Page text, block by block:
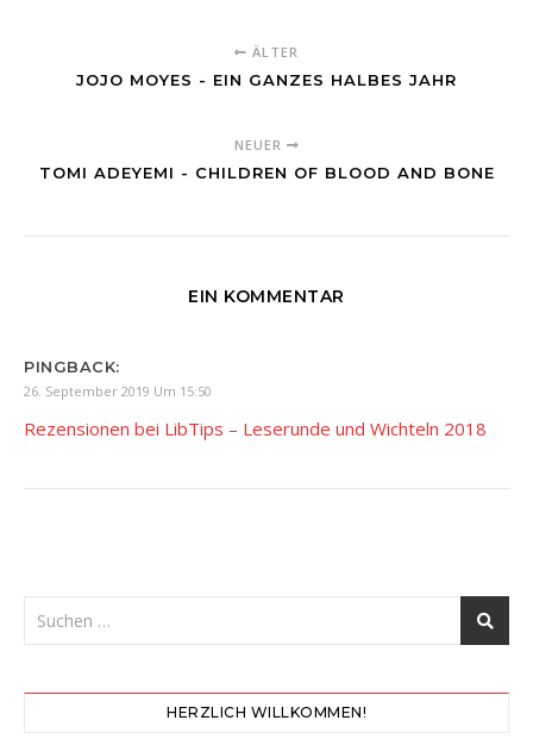
ÄLTER
JOJO MOYES - EIN GANZES HALBES JAHR
NEUER
TOMI ADEYEMI - CHILDREN OF BLOOD AND BONE
EIN KOMMENTAR
PINGBACK:
26. September 2019 Um 15:50
Rezensionen bei LibTips – Leserunde und Wichteln 2018
HERZLICH WILLKOMMEN!